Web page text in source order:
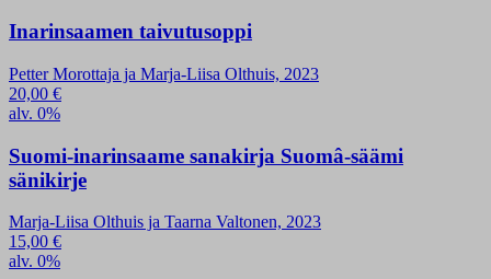
Inarinsaamen taivutusoppi
Petter Morottaja ja Marja-Liisa Olthuis, 2023
20,00 €
alv. 0%
Suomi-inarinsaame sanakirja Suomâ-säämi
sänikirje
Marja-Liisa Olthuis ja Taarna Valtonen, 2023
15,00 €
alv. 0%